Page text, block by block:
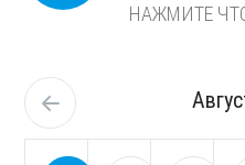
НАЖМИТЕ